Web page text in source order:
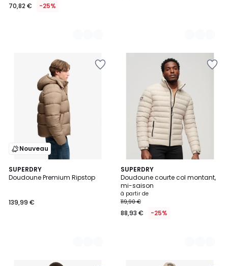
70,82 € -25%
Nouveau
SUPERDRY
Doudoune Premium Ripstop
139,99 €
3
Couleurs
SUPERDRY
Doudoune courte col montant,
mi-saison
à partir de
119,90 €
88,93 € -25%
2
Couleurs